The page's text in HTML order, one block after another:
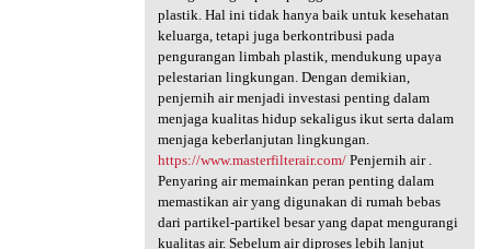
plastik. Hal ini tidak hanya baik untuk kesehatan
keluarga, tetapi juga berkontribusi pada
pengurangan limbah plastik, mendukung upaya
pelestarian lingkungan. Dengan demikian,
penjernih air menjadi investasi penting dalam
menjaga kualitas hidup sekaligus ikut serta dalam
menjaga keberlanjutan lingkungan.
https://www.masterfilterair.com/Penjernih air .
Penyaring air memainkan peran penting dalam
memastikan air yang digunakan di rumah bebas
dari partikel-partikel besar yang dapat mengurangi
kualitas air. Sebelum air diproses lebih lanjut